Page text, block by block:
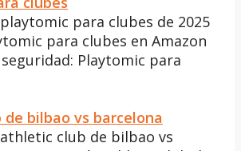
para clubes de 2025
para clubes en Amazon
Playtomic para
bilbao vs barcelona
club de bilbao vs